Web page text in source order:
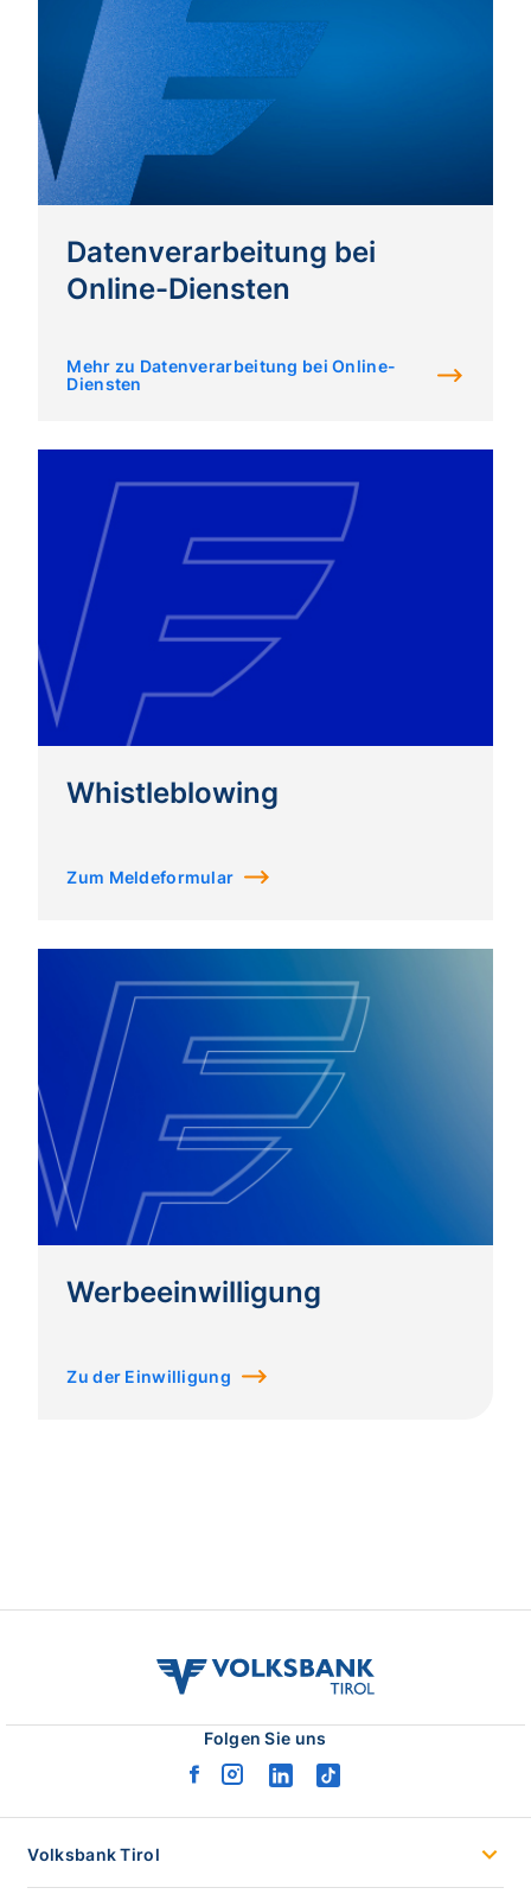
Datenverarbeitung bei
Online-Diensten
Mehr zu Datenverarbeitung bei Online-
Diensten
Whistleblowing
Zum Meldeformular
Werbeeinwilligung
Zu der Einwilligung
volksbank
Folgen Sie uns
facebook
instagram
linkedintiktok
Volksbank Tirol